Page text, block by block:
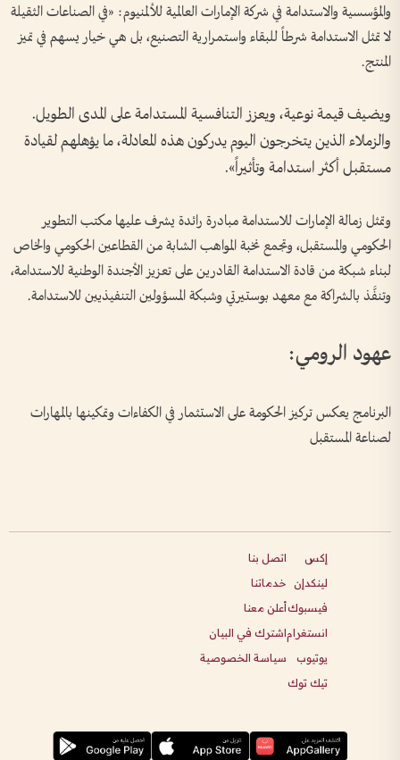
والمؤسسية والاستدامة في شركة الإمارات العالمية للألمنيوم: «في الصناعات الثقيلة
لا تمثل الاستدامة شرطاً للبقاء واستمرارية التصنيع، بل هي خيار يسهم في تميز
المنتج.
ويضيف قيمة نوعية، ويعزز التنافسية المستدامة على المدى الطويل.
والزملاء الذين يتخرجون اليوم يدركون هذه المعادلة، ما يؤهلهم لقيادة
مستقبل أكثر استدامة وتأثيراً».
وتمثل زمالة الإمارات للاستدامة مبادرة رائدة يشرف عليها مكتب التطوير
الحكومي والمستقبل، وتجمع نخبة المواهب الشابة من القطاعين الحكومي والخاص
لبناء شبكة من قادة الاستدامة القادرين على تعزيز الأجندة الوطنية للاستدامة،
وتنفَّذ بالشراكة مع معهد بوستيرتي وشبكة المسؤولين التنفيذيين للاستدامة.
عهود الرومي:
البرنامج يعكس تركيز الحكومة على الاستثمار في الكفاءات وتمكينها بالمهارات
لصناعة المستقبل
إكس
لينكدإن
فيسبوك
انستغرام
يوتيوب
تيك توك
اتصل بنا
خدماتنا
أعلن معنا
اشترك في البيان
سياسة الخصوصية